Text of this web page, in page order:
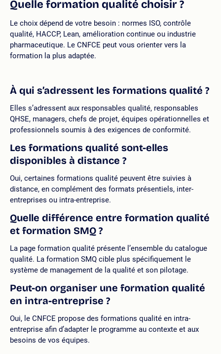
Quelle formation qualité choisir ?
Le choix dépend de votre besoin : normes ISO, contrôle
qualité, HACCP, Lean, amélioration continue ou industrie
pharmaceutique. Le CNFCE peut vous orienter vers la
formation la plus adaptée.
À qui s’adressent les formations qualité ?
Elles s’adressent aux responsables qualité, responsables
QHSE, managers, chefs de projet, équipes opérationnelles et
professionnels soumis à des exigences de conformité.
Les formations qualité sont-elles
disponibles à distance ?
Oui, certaines formations qualité peuvent être suivies à
distance, en complément des formats présentiels, inter-
entreprises ou intra-entreprise.
Quelle différence entre formation qualité
et formation SMQ ?
La page formation qualité présente l’ensemble du catalogue
qualité. La formation SMQ cible plus spécifiquement le
système de management de la qualité et son pilotage.
Peut-on organiser une formation qualité
en intra-entreprise ?
Oui, le CNFCE propose des formations qualité en intra-
entreprise afin d’adapter le programme au contexte et aux
besoins de vos équipes.